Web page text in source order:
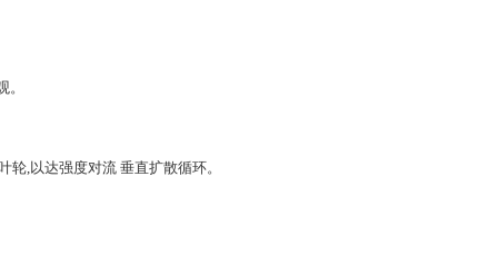
,以达强度对流 垂直扩散循环。